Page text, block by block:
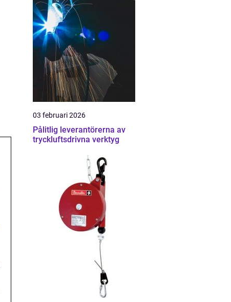
03 februari 2026
Pålitlig leverantörerna av
tryckluftsdrivna verktyg